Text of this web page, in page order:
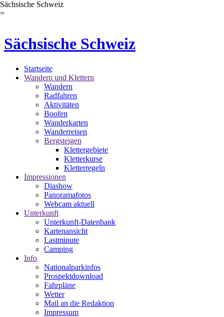
Sächsische Schweiz
=
Sächsische Schweiz
Startseite
Wandern und Klettern
Wandern
Radfahren
Aktivitäten
Boofen
Wanderkarten
Wanderreisen
Bergsteigen
Klettergebiete
Kletterkurse
Kletterregeln
Impressionen
Diashow
Panoramafotos
Webcam aktuell
Unterkunft
Unterkunft-Datenbank
Kartenansicht
Lastminute
Camping
Info
Nationalparkinfos
Prospektdownload
Fahrpläne
Wetter
Mail an die Redaktion
Impressum